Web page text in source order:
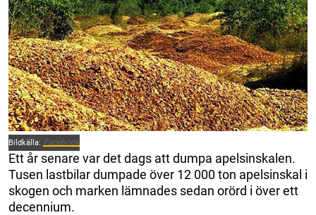
Bildkälla: Facebook
Ett år senare var det dags att dumpa apelsinskalen.
Tusen lastbilar dumpade över 12 000 ton apelsinskal i
skogen och marken lämnades sedan orörd i över ett
decennium.